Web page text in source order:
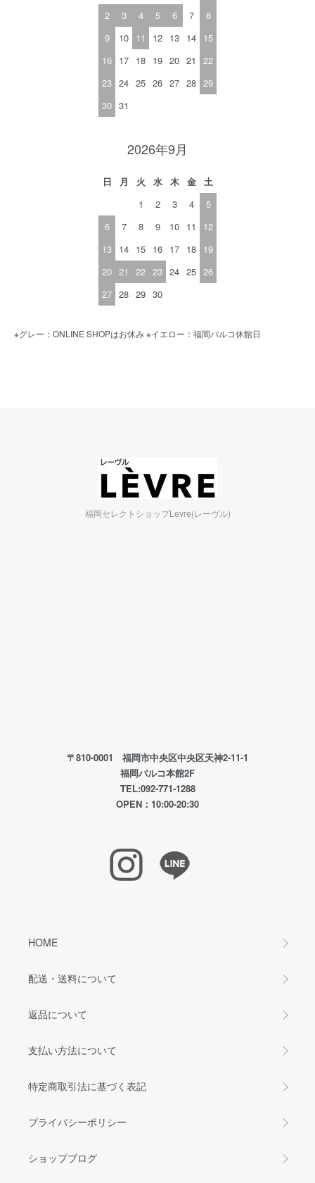
2
3 4 5 6 7
8
9
10 11 12 13 14 15
16 17 18 19 20 21
22
23 24 25 26 27 28 29
30 31
2026年9月
日 月 火 水 木 金
土
1
2 3 4
5
6
7 8 9 10 11
12
13 14 15 16 17 18 19
20 21 22 23 24 25 26
27 28 29 30
※グレー：ONLINE SHOPはお休み ※イエロー：福岡パルコ休館日
福岡セレクトショップLevre(レーヴル)
〒810-0001 福岡市中央区中央区天神2-11-1
福岡パルコ本館2F
TEL:092-771-1288
OPEN：10:00-20:30
HOME
配送・送料について
返品について
支払い方法について
特定商取引法に基づく表記
プライバシーポリシー
ショップブログ